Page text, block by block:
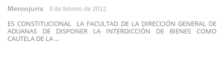
Mercojuris 8 de febrero de 2012
ES CONSTITUCIONAL LA FACULTAD DE LA DIRECCIÓN GENERAL DE
ADUANAS DE DISPONER LA INTERDICCIÓN DE BIENES COMO
CAUTELA DE LA ...